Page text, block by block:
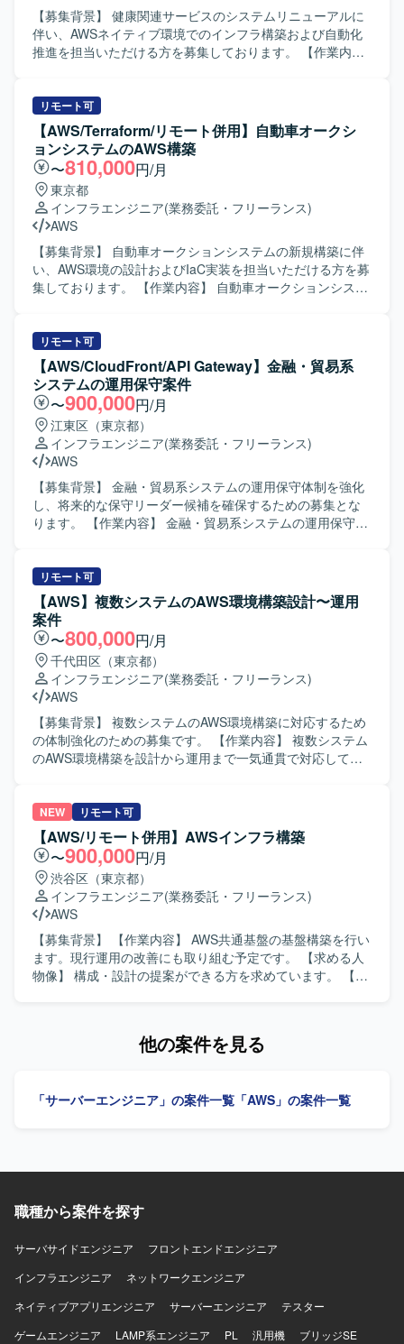
【募集背景】 健康関連サービスのシステムリニューアルに
伴い、AWSネイティブ環境でのインフラ構築および自動化
推進を担当いただける方を募集しております。 【作業内
Actionsを用いた自動ビルド／デプロイ／テスト設定（ECR
連携）を実施していただきます。 Lambdaを用いた大量受
検の自動テスト推進を行っていただきます。 その他、メン
バー向けの展開資料作成を行っていただきます。 【求める
人物像】 チーム内外と円滑にコミュニケーションを取りな
がら、主体的に業務を推進いただける方を求めておりま
す。 【ポジションの魅力】 AWSネイティブなサーバーレス
アーキテクチャにおけるインフラ構築や自動化の知見を深
めることができます。 要件定義から運用保守まで一連の工
程に関わることで、上流から下流まで幅広い経験を積むこ
とができます。 【開発環境】 サーバーレス（AWSネイティ
リモート可
【AWS/Terraform/リモート併用】自動車オークシ
ョンシステムのAWS構築
〜810,000円/月
東京都
インフラエンジニア(業務委託・フリーランス)
AWS
【募集背景】 自動車オークションシステムの新規構築に伴
い、AWS環境の設計およびIaC実装を担当いただける方を募
集しております。 【作業内容】 自動車オークションシステ
ト以降の工程もお願いすることがあります。また、マルチ
ベンダー体制での新規構築案件のため、他ベンダーとの仕
様調整も行っていただきます。 【求める人物像】 クラウド
環境の設計やIaCによる構築に主体的に取り組み、関係者と
連携しながら仕様調整を進めていただける方を求めており
ます。 【ポジションの魅力】 自動車オークションという大
規模な業務システムの新規構築フェーズに参画でき、AWS
およびIaCの実務経験を幅広く積むことができます。マルチ
ベンダー環境での調整業務を通じて、上流工程やコミュニ
ケーションスキルも強化していただけます。 【開発環境】
AWS環境上でのIaCを用いたインフラ構築を行っていただき
リモート可
【AWS/CloudFront/API Gateway】金融・貿易系
システムの運用保守案件
〜900,000円/月
江東区（東京都）
インフラエンジニア(業務委託・フリーランス)
AWS
【募集背景】 金融・貿易系システムの運用保守体制を強化
し、将来的な保守リーダー候補を確保するための募集とな
ります。 【作業内容】 金融・貿易系システムの運用保守を
定常作業を実施していただきます。また、既知インシデン
ト発生時の一時対応として、関係者への連絡やディスパッ
チ、手順に沿ったリカバリ対応、課題表への登録などを行
っていただきます。加えて、問題調査や課題対応、基盤の
追加開発への関与、運用保守チームで新規システムを運用
移管で受け入れる際のレビューや開発チームとのやり取り
などにも携わっていただきます。さらに、追加開発時にお
ける自チームメンバーの管理や対外チームとのコミュニケ
ーションを担っていただく場合があります。 【求める人物
像】 AWS環境での運用保守に主体的に取り組み、インシデ
ント対応や課題解決に責任感を持って対応していただける
ー的なポジションを担う意欲のある方が望ましいです。
【ポジションの魅力】 金融・貿易系システムというミッシ
ョンクリティカルな領域で、AWSを中心としたモダンなイ
ンフラ環境の運用保守に携わることができます。定常作業
だけでなく、問題調査や課題対応、基盤の追加開発、新規
システムの運用移管レビューなど、幅広い業務を通じて経
験を積むことができ、将来的には保守リーダーとしてマネ
ジメントや対外折衝にも関わっていただけるポジションで
す。 【開発環境】 AWS上のインフラ環境で、ECS
Fargate、CloudFront、API Gateway、EC2、RDS、VPCな
リモート可
【AWS】複数システムのAWS環境構築設計〜運用
案件
〜800,000円/月
千代田区（東京都）
インフラエンジニア(業務委託・フリーランス)
AWS
【募集背景】 複数システムのAWS環境構築に対応するため
の体制強化のための募集です。 【作業内容】 複数システム
のAWS環境構築を設計から運用まで一気通貫で対応してい
ーム内の目標管理の一環としてセキュリティツール活用の
リーダ業務も担当していただきます。 【求める人物像】 顧
客やアプリチームとのコミュニケーションを円滑に進めら
れる方を求めています。チーム内の目標管理にも主体的に
関わり、リーダーシップを発揮していただける方です。
【ポジションの魅力】 AWS環境構築において設計から運用
まで一貫して携わることで、上流から下流まで幅広い経験
を積むことができます。フロント業務やチーム内の目標管
理にも関わることで、技術面だけでなくマネジメントやリ
ーダーシップのスキルも高めていただけます。 【開発環
NEW リモート可
【AWS/リモート併用】AWSインフラ構築
〜900,000円/月
渋谷区（東京都）
インフラエンジニア(業務委託・フリーランス)
AWS
【募集背景】 【作業内容】 AWS共通基盤の基盤構築を行い
ます。現行運用の改善にも取り組む予定です。 【求める人
物像】 構成・設計の提案ができる方を求めています。 【ポ
Amazon GuardDuty、CloudWatchを使用します。
他の案件を見る
「サーバーエンジニア」の案件一覧 「AWS」の案件一覧
職種から案件を探す
サーバサイドエンジニア
フロントエンドエンジニア
インフラエンジニア
ネットワークエンジニア
ネイティブアプリエンジニア
サーバーエンジニア
テスター
ゲームエンジニア
LAMP系エンジニア PL 汎用機
ブリッジSE